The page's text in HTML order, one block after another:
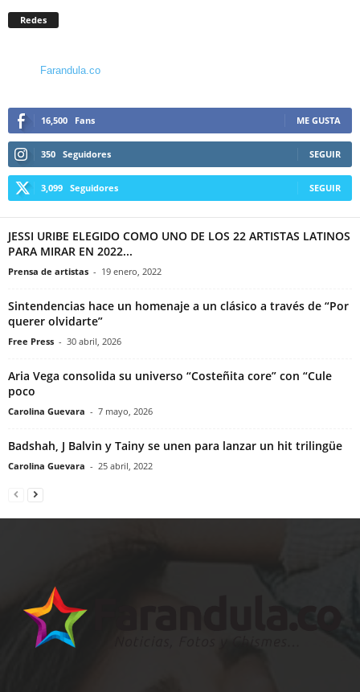
Redes
Farandula.co
16,500 Fans ME GUSTA
350 Seguidores SEGUIR
3,099 Seguidores SEGUIR
JESSI URIBE ELEGIDO COMO UNO DE LOS 22 ARTISTAS LATINOS
PARA MIRAR EN 2022...
Prensa de artistas - 19 enero, 2022
Sintendencias hace un homenaje a un clásico a través de “Por
querer olvidarte”
Free Press - 30 abril, 2026
Aria Vega consolida su universo “Costeñita core” con “Cule
poco
Carolina Guevara - 7 mayo, 2026
Badshah, J Balvin y Tainy se unen para lanzar un hit trilingüe
Carolina Guevara - 25 abril, 2022